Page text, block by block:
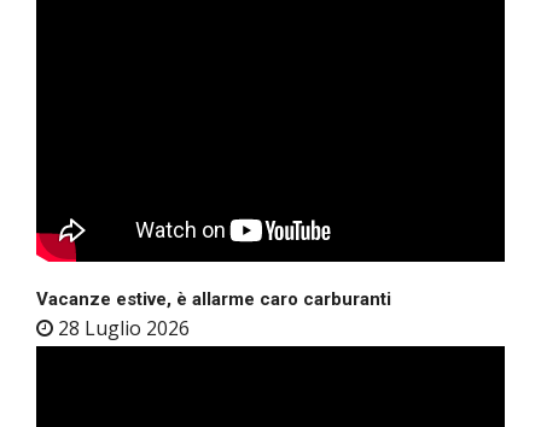
Vacanze estive, è allarme caro carburanti
28 Luglio 2026